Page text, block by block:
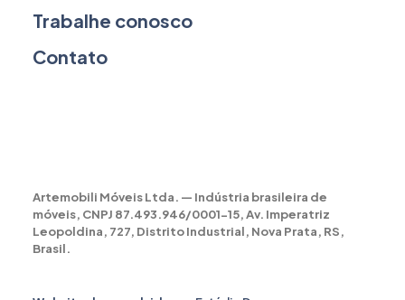
Trabalhe conosco
Contato
Artemobili Móveis Ltda. — Indústria brasileira de
móveis, CNPJ 87.493.946/0001-15, Av. Imperatriz
Leopoldina, 727, Distrito Industrial, Nova Prata, RS,
Brasil.